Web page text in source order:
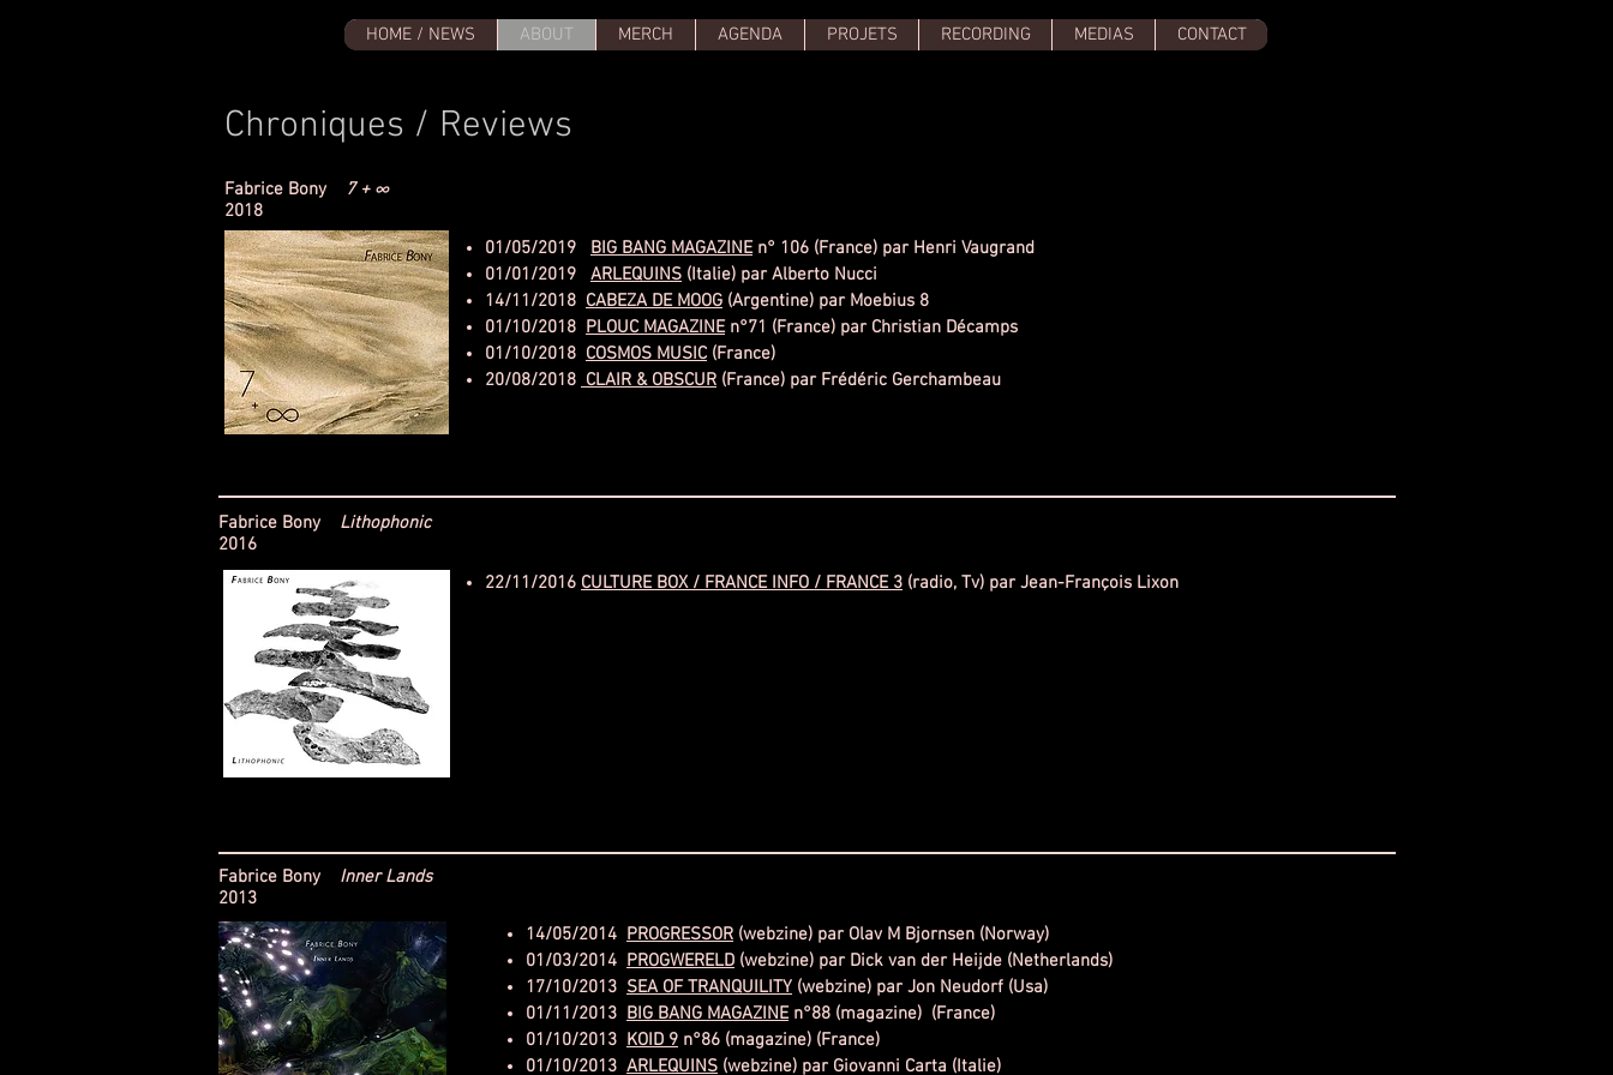
HOME / NEWS ABOUT MERCH AGENDA PROJETS RECORDING MEDIAS CONTACT
Chroniques / Reviews
Fabrice Bony
7 + ∞
2018
01/05/2019 BIG BANG MAGAZINEn° 106 (France) par Henri Vaugrand
01/01/2019 ARLEQUINS (Italie) par Alberto Nucci
14/11/2018 CABEZA DE MOOG (Argentine) par Moebius 8
01/10/2018 PLOUC MAGAZINEn°71 (France) par Christian Décamps
01/10/2018 COSMOS MUSIC (France)
20/08/2018 CLAIR & OBSCUR (France) par Frédéric Gerchambeau
Fabrice Bony Lithophonic
2016
22/11/2016 CULTURE BOX / FRANCE INFO / FRANCE 3 (radio, Tv) par Jean-François Lixon
Fabrice Bony Inner Lands
2013
14/05/2014 PROGRESSOR (webzine) par Olav M Bjornsen (Norway)
01/03/2014 PROGWERELD (webzine) par Dick van der Heijde (Netherlands)
17/10/2013 SEA OF TRANQUILITY (webzine) par Jon Neudorf (Usa)
01/11/2013 BIG BANG MAGAZINEn°88 (magazine) (France)
01/10/2013 KOID 9 n°86 (magazine) (France)
01/10/2013 ARLEQUINS (webzine) par Giovanni Carta (Italie)